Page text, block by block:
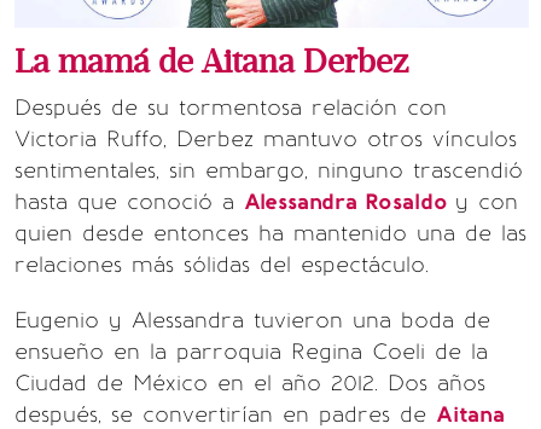
La mamá de Aitana Derbez
Después de su tormentosa relación con
Victoria Ruffo, Derbez mantuvo otros vínculos
sentimentales, sin embargo, ninguno trascendió
hasta que conoció a Alessandra Rosaldo y con
quien desde entonces ha mantenido una de las
relaciones más sólidas del espectáculo.
Eugenio y Alessandra tuvieron una boda de
ensueño en la parroquia Regina Coeli de la
Ciudad de México en el año 2012. Dos años
después, se convertirían en padres de Aitana